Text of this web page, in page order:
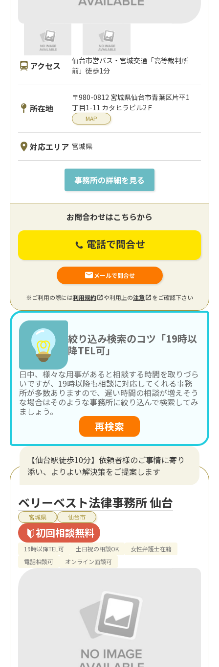
アクセス
仙台市営バス・宮城交通「高等裁判所
前」徒歩1分
所在地
〒980-0812 宮城県仙台市青葉区片平1
丁目1-11 カタヒラビル2Ｆ
MAP
対応エリア 宮城県
事務所の詳細を見る
お問合わせはこちらから
電話で問合せ
メールで問合せ
※ご利用の際には利用規約 や利用上の注意 をご確認下さい
絞り込み検索のコツ「19時以
降TEL可」
日中、様々な用事があると相談する時間を取りづら
いですが、19時以降も相談に対応してくれる事務
所が多数ありますので、遅い時間の相談が増えそう
な場合はそのような事務所に絞り込んで検索してみ
ましょう。
再検索
【仙台駅徒歩10分】依頼者様のご事情に寄り
添い、よりよい解決策をご提案します
ベリーベスト法律事務所 仙台
宮城県 仙台市
初回相談無料
19時以降TEL可 土日祝の相談OK
女性弁護士在籍
電話相談可
オンライン面談可